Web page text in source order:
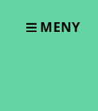
MENY